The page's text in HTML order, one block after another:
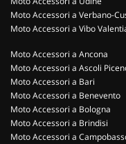
Moto Accessori a Verbano-
Moto Accessori a Vibo
Moto Accessori a Ancona
Moto Accessori a Ascoli
Moto Accessori a Bari
Moto Accessori a Benevento
Moto Accessori a Bologna
Moto Accessori a Brindisi
Moto Accessori a